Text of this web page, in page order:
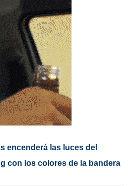
encenderá las luces del
con los colores de la bandera